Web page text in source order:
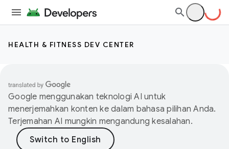
HEALTH & FITNESS DEV CENTER
Google menggunakan teknologi AI untuk
menerjemahkan konten ke dalam bahasa pilihan Anda.
Terjemahan AI mungkin mengandung kesalahan.